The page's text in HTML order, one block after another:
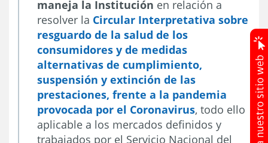
maneja la Institución en relación a
resolver la Circular Interpretativa sobre
resguardo de la salud de los
consumidores y de medidas
alternativas de cumplimiento,
suspensión y extinción de las
prestaciones, frente a la pandemia
provocada por el Coronavirus, todo ello
aplicable a los mercados definidos y
trabajados por el Servicio Nacional del